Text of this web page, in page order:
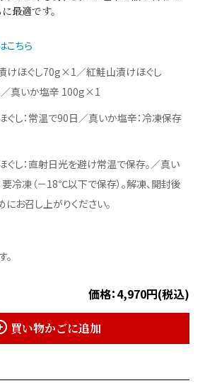
最適です。
こちら
けほぐし70g×1／紅鮭山漬けほぐし
真いか塩辛 100g×1
ぐし：常温で90日／真いか塩辛：冷凍保存
ぐし：直射日光を避け常温で保存。／真い
要冷凍（－18℃以下で保存）。解凍、開封後
にお召し上がりください。
価格：4,970円(税込)
買い物かごに追加